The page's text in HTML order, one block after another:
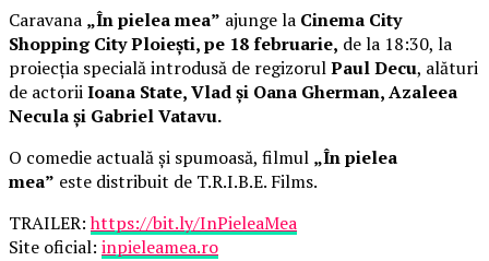
Caravana „În pielea mea” ajunge la Cinema City
Shopping City Ploiești, pe 18 februarie, de la 18:30, la
proiecția specială introdusă de regizorulPaul Decu, alături
de actoriiIoana State, Vlad și Oana Gherman, Azaleea
Necula și Gabriel Vatavu.
O comedie actuală și spumoasă, filmul „În pielea
mea” este distribuit de T.R.I.B.E. Films.
TRAILER:https://bit.ly/InPieleaMea
Site oficial: inpieleamea.ro